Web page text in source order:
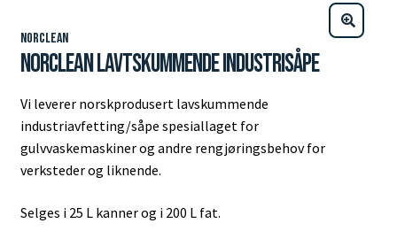
Norclean
Norclean Lavtskummende industrisåpe
Vi leverer norskprodusert lavskummende
industriavfetting/såpe spesiallaget for
gulvvaskemaskiner og andre rengjøringsbehov for
verksteder og liknende.
Selges i 25 L kanner og i 200 L fat.